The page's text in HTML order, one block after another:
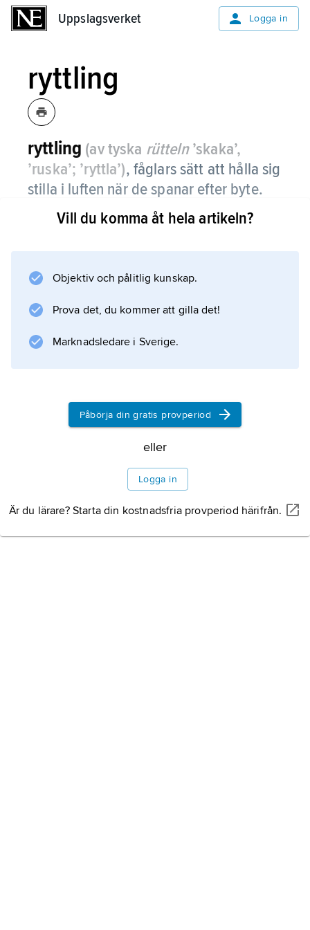
Uppslagsverket Logga in
ryttling
ryttling (av tyska rütteln’skaka’,
’ruska’; ’ryttla’), fåglars sätt att hålla sig
stilla i luften när de spanar efter byte.
Fjällvråk, tornfalk och fiskgjuse ryttlar ofta,
Vill du komma åt hela artikeln?
Objektiv och pålitlig kunskap.
Prova det, du kommer att gilla det!
Marknadsledare i Sverige.
Påbörja din gratis provperiod
eller
Logga in
Är du lärare? Starta din kostnadsfria provperiod härifrån.